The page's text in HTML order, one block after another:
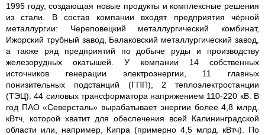
1995 году, создающая новые продукты и комплексные решения
из стали. В состав компании входят предприятия чёрной
металлургии: Череповецкий металлургический комбинат,
Ижорский трубный завод, Балаковский металлургический завод,
а также ряд предприятий по добыче руды и производству
железорудных окатышей. У компании 14 собственных
источников генерации электроэнергии, 11 главных
понизительных подстанций (ГПП), 2 теплоэлектростанции
(ТЭЦ). 44 силовых трансформатора напряжением 110-220 кВ. В
год ПАО «Северсталь» вырабатывает энергии более 4,8 млрд.
кВтч, которой хватит для обеспечения всей Калининградской
области или, например, Кипра (примерно 4,5 млрд. кВтч). По